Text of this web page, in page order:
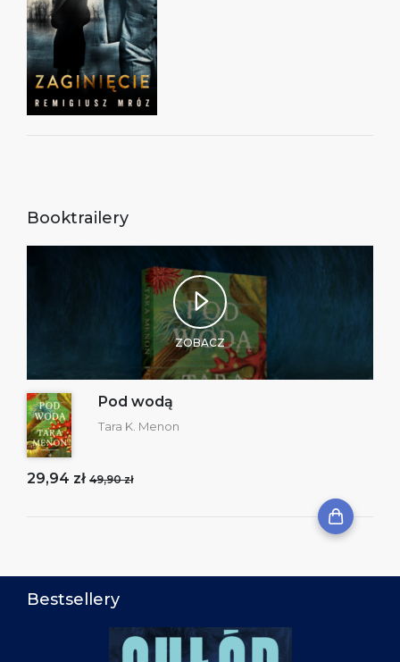
Booktrailery
ZOBACZ
Pod wodą
Tara K. Menon
29,94 zł 49,90 zł
Bestsellery